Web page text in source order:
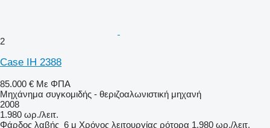
2
Case IH 2388
85.000 € Με ΦΠΑ
Μηχάνημα συγκομιδής - θεριζοαλωνιστική μηχανή
2008
1.980 ωρ./λειτ.
Φάρδος λαβής 6 μ Χρόνος λειτουργίας ρότορα 1.980 ωρ./λειτ.